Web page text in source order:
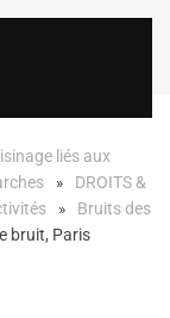
liés aux
DROITS &
Bruits des
bruit, Paris